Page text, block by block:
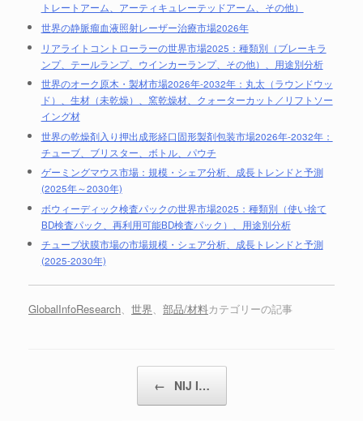
トレートアーム、アーティキュレーテッドアーム、その他）
世界の静脈瘤血液照射レーザー治療市場2026年
リアライトコントローラーの世界市場2025：種類別（ブレーキラ
ンプ、テールランプ、ウインカーランプ、その他）、用途別分析
世界のオーク原木・製材市場2026年-2032年：丸太（ラウンドウッ
ド）、生材（未乾燥）、窯乾燥材、クォーターカット／リフトソー
イング材
世界の乾燥剤入り押出成形経口固形製剤包装市場2026年-2032年：
チューブ、ブリスター、ボトル、パウチ
ゲーミングマウス市場：規模・シェア分析、成長トレンドと予測
(2025年～2030年)
ボウィーディック検査パックの世界市場2025：種類別（使い捨て
BD検査パック、再利用可能BD検査パック）、用途別分析
チューブ状膜市場の市場規模・シェア分析、成長トレンドと予測
(2025-2030年)
GlobalInfoResearch、 世界、 部品/材料カテゴリーの記事
← NIJ I…